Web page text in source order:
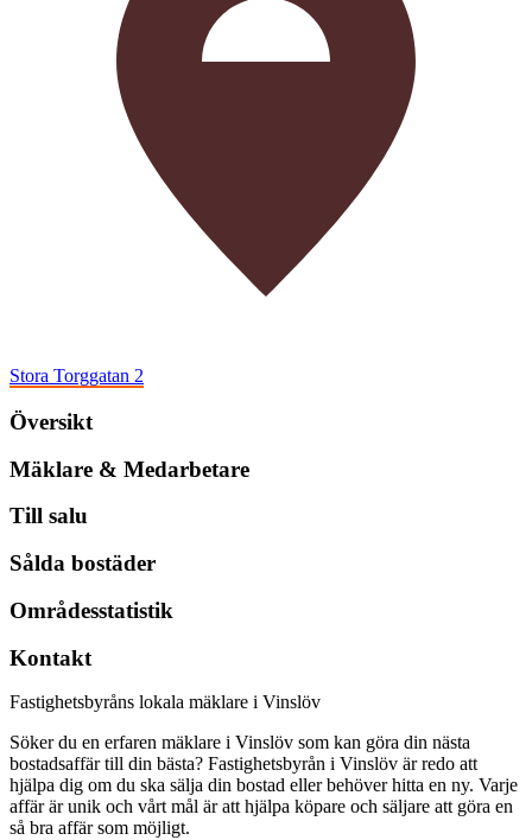
Stora Torggatan 2
Översikt
Mäklare & Medarbetare
Till salu
Sålda bostäder
Områdesstatistik
Kontakt
Fastighetsbyråns lokala mäklare i Vinslöv
Söker du en erfaren mäklare i Vinslöv som kan göra din nästa
bostadsaffär till din bästa? Fastighetsbyrån i Vinslöv är redo att
hjälpa dig om du ska sälja din bostad eller behöver hitta en ny. Varje
affär är unik och vårt mål är att hjälpa köpare och säljare att göra en
så bra affär som möjligt.